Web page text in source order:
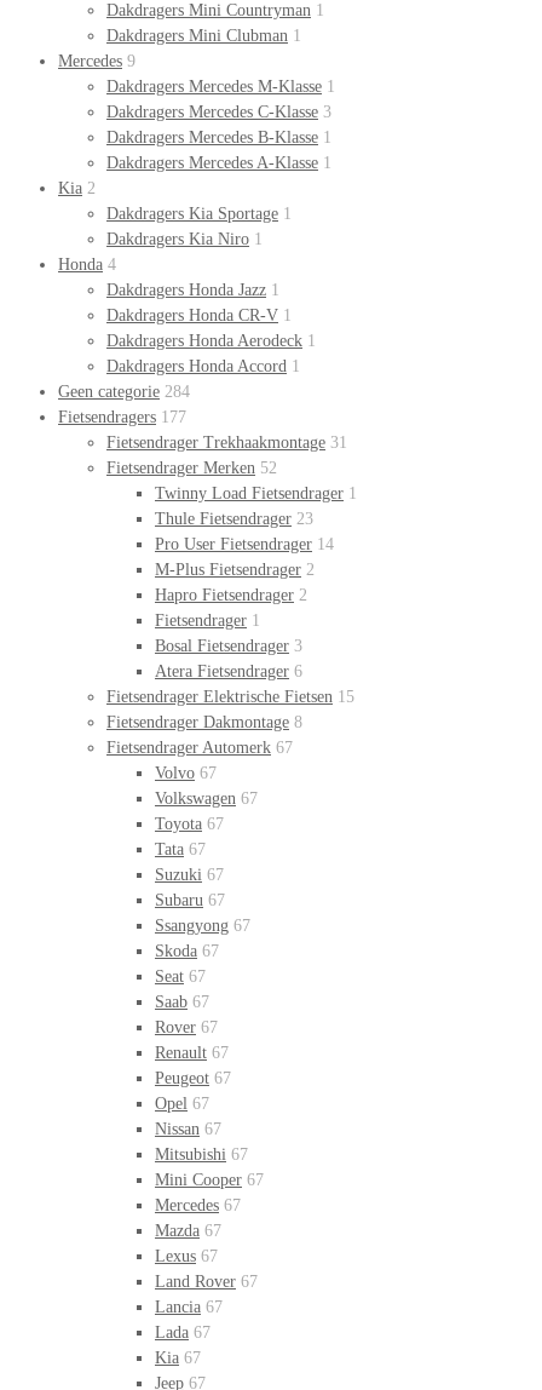
Dakdragers Mini Countryman 1
Dakdragers Mini Clubman 1
Mercedes 9
Dakdragers Mercedes M-Klasse 1
Dakdragers Mercedes C-Klasse 3
Dakdragers Mercedes B-Klasse 1
Dakdragers Mercedes A-Klasse 1
Kia 2
Dakdragers Kia Sportage 1
Dakdragers Kia Niro 1
Honda 4
Dakdragers Honda Jazz 1
Dakdragers Honda CR-V 1
Dakdragers Honda Aerodeck 1
Dakdragers Honda Accord 1
Geen categorie 284
Fietsendragers 177
Fietsendrager Trekhaakmontage 31
Fietsendrager Merken 52
Twinny Load Fietsendrager 1
Thule Fietsendrager 23
Pro User Fietsendrager 14
M-Plus Fietsendrager 2
Hapro Fietsendrager 2
Fietsendrager 1
Bosal Fietsendrager 3
Atera Fietsendrager 6
Fietsendrager Elektrische Fietsen 15
Fietsendrager Dakmontage 8
Fietsendrager Automerk 67
Volvo 67
Volkswagen 67
Toyota 67
Tata 67
Suzuki 67
Subaru 67
Ssangyong 67
Skoda 67
Seat 67
Saab 67
Rover 67
Renault 67
Peugeot 67
Opel 67
Nissan 67
Mitsubishi 67
Mini Cooper 67
Mercedes 67
Mazda 67
Lexus 67
Land Rover 67
Lancia 67
Lada 67
Kia 67
Jeep 67